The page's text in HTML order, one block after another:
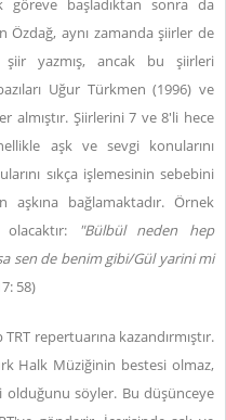
göreve başladıktan sonra da
Özdağ, aynı zamanda şiirler de
yazmış, ancak bu şiirleri
Uğur Türkmen (1996) ve
almıştır. Şiirlerini 7 ve 8'li hece
aşk ve sevgi konularını
sıkça işlemesinin sebebini
aşkına bağlamaktadır. Örnek
"Bülbül neden hep
sen de benim gibi/Gül yarini mi
58)
repertuarına kazandırmıştır.
Halk Müziğinin bestesi olmaz,
söyler. Bu düşünceye